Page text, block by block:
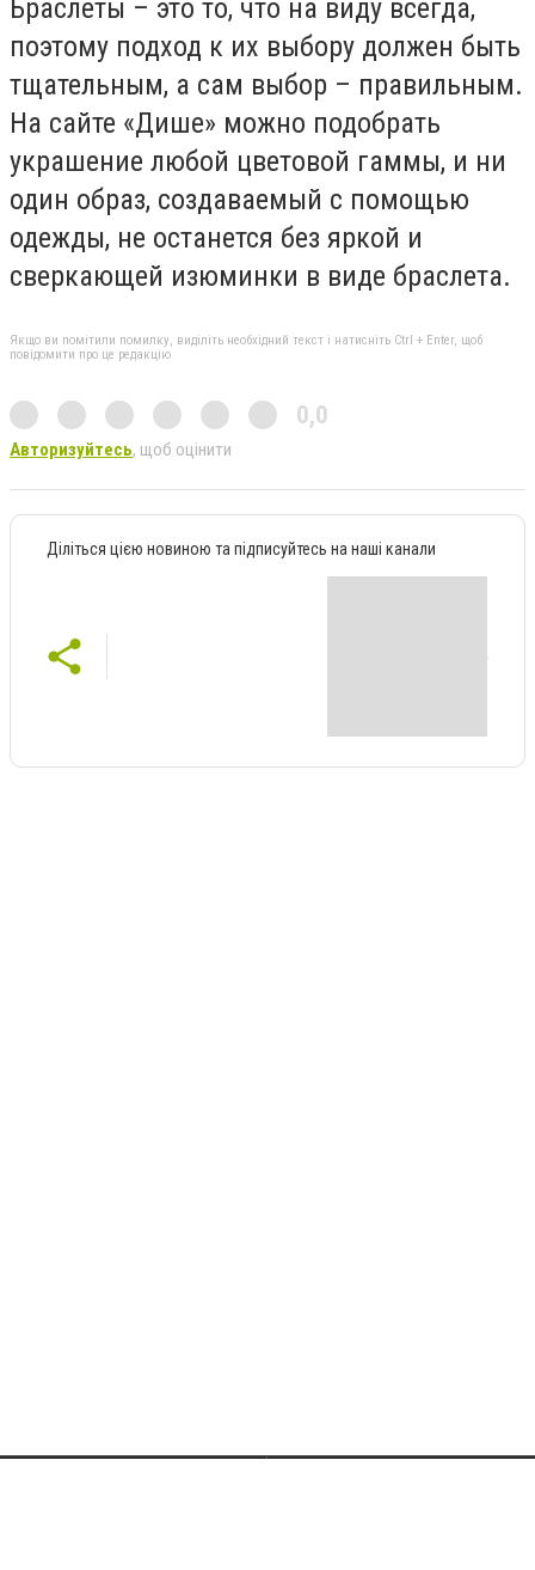
Браслеты – это то, что на виду всегда,
поэтому подход к их выбору должен быть
тщательным, а сам выбор – правильным.
На сайте «Дише» можно подобрать
украшение любой цветовой гаммы, и ни
один образ, создаваемый с помощью
одежды, не останется без яркой и
сверкающей изюминки в виде браслета.
Якщо ви помітили помилку, виділіть необхідний текст і натисніть Ctrl + Enter, щоб
повідомити про це редакцію
0,0
Авторизуйтесь, щоб оцінити
Діліться цією новиною та підписуйтесь на наші канали